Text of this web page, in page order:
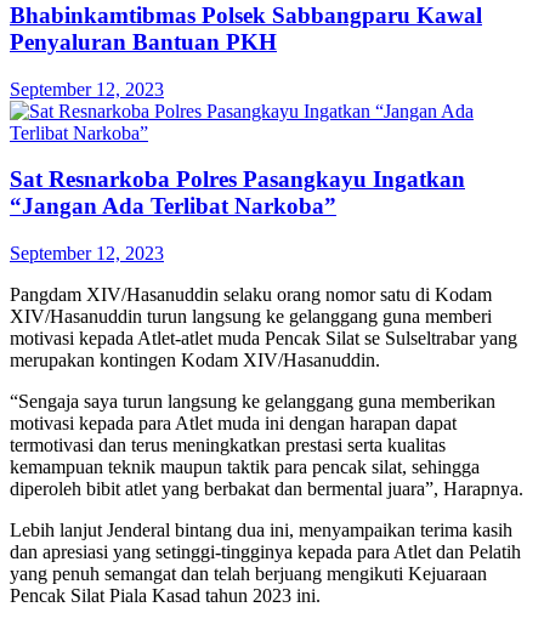
Bhabinkamtibmas Polsek Sabbangparu Kawal
Penyaluran Bantuan PKH
September 12, 2023
Sat Resnarkoba Polres Pasangkayu Ingatkan
“Jangan Ada Terlibat Narkoba”
September 12, 2023
Pangdam XIV/Hasanuddin selaku orang nomor satu di Kodam
XIV/Hasanuddin turun langsung ke gelanggang guna memberi
motivasi kepada Atlet-atlet muda Pencak Silat se Sulseltrabar yang
merupakan kontingen Kodam XIV/Hasanuddin.
“Sengaja saya turun langsung ke gelanggang guna memberikan
motivasi kepada para Atlet muda ini dengan harapan dapat
termotivasi dan terus meningkatkan prestasi serta kualitas
kemampuan teknik maupun taktik para pencak silat, sehingga
diperoleh bibit atlet yang berbakat dan bermental juara”, Harapnya.
Lebih lanjut Jenderal bintang dua ini, menyampaikan terima kasih
dan apresiasi yang setinggi-tingginya kepada para Atlet dan Pelatih
yang penuh semangat dan telah berjuang mengikuti Kejuaraan
Pencak Silat Piala Kasad tahun 2023 ini.